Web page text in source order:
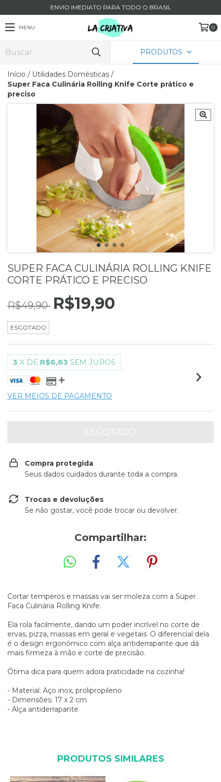
ENVIO IMEDIATO PARA TODO O BRASIL
MENU 0
PRODUTOS
Início / Utilidades Domésticas /
Super Faca Culinária Rolling Knife Corte prático e
preciso
SUPER FACA CULINÁRIA ROLLING KNIFE
CORTE PRÁTICO E PRECISO
R$49,90 R$19,90
ESGOTADO
3 X DE R$6,63 SEM JUROS
VER MEIOS DE PAGAMENTO
Compra protegida
Seus dados cuidados durante toda a compra.
Trocas e devoluções
Se não gostar, você pode trocar ou devolver.
Compartilhar:
Cortar temperos e massas vai ser moleza com a Super
Faca Culinária Rolling Knife.
Ela rola facilmente, dando um poder incrível no corte de
ervas, pizza, massas em geral e vegetais. O diferencial dela
é o design ergonômico com alça antiderrapante que dá
mais firmeza à mão e corte de precisão.
Ótima dica para quem adora praticidade na cozinha!
- Material: Aço inox, prolipropileno
- Dimensões: 17 x 2 cm
- Alça antiderrapante
PRODUTOS SIMILARES